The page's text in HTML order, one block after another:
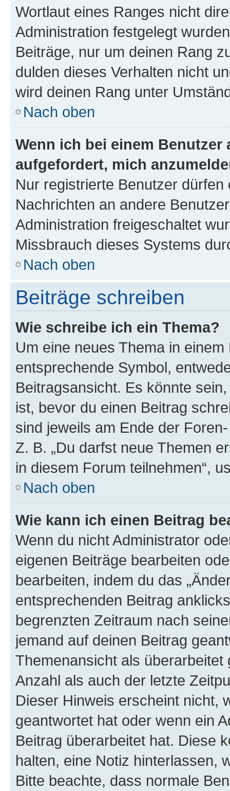
Wortlaut eines Ranges nicht
Administration festgelegt
Beiträge, nur um deinen Rang
dulden dieses Verhalten nicht
wird deinen Rang unter
Nach oben
Wenn ich bei einem
aufgefordert, mich
Nur registrierte Benutzer
Nachrichten an andere
Administration freigeschaltet
Missbrauch dieses Systems
Nach oben
Beiträge schreiben
Wie schreibe ich ein Thema?
Um eine neues Thema in
entsprechende Symbol,
Beitragsansicht. Es könnte
ist, bevor du einen Beitrag
sind jeweils am Ende der
Z. B. „Du darfst neue Themen
in diesem Forum teilnehmen“,
Nach oben
Wie kann ich einen Beitrag
Wenn du nicht Administrator
eigenen Beiträge bearbeiten
bearbeiten, indem du das
entsprechenden Beitrag
begrenzten Zeitraum nach
jemand auf deinen Beitrag
Themenansicht als
Anzahl als auch der letzte
Dieser Hinweis erscheint nicht,
geantwortet hat oder wenn ein
Beitrag überarbeitet hat. Diese
halten, eine Notiz hinterlassen,
Bitte beachte, dass normale